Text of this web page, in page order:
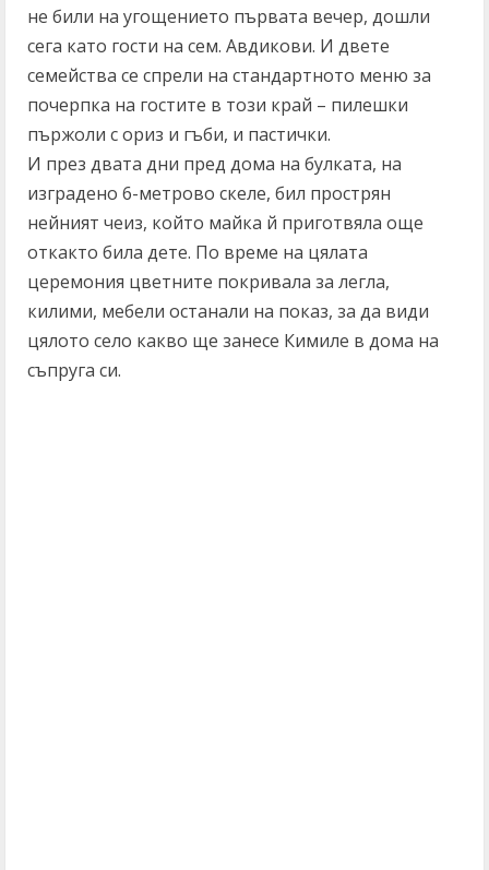
не били на угощението първата вечер, дошли
сега като гости на сем. Авдикови. И двете
семейства се спрели на стандартното меню за
почерпка на гостите в този край – пилешки
пържоли с ориз и гъби, и пастички.
И през двата дни пред дома на булката, на
изградено 6-метрово скеле, бил прострян
нейният чеиз, който майка й приготвяла още
откакто била дете. По време на цялата
церемония цветните покривала за легла,
килими, мебели останали на показ, за да види
цялото село какво ще занесе Кимиле в дома на
съпруга си.